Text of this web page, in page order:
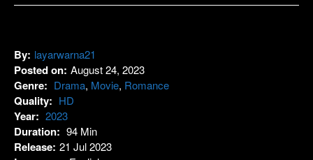
By: layarwarna21
Posted on: August 24, 2023
Genre: Drama, Movie, Romance
Quality: HD
Year: 2023
Duration: 94 Min
Release: 21 Jul 2023